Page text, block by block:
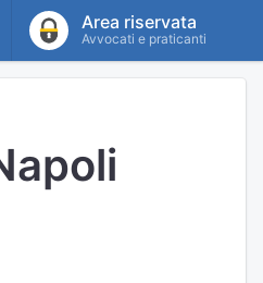
Area riservata
Avvocati e praticanti